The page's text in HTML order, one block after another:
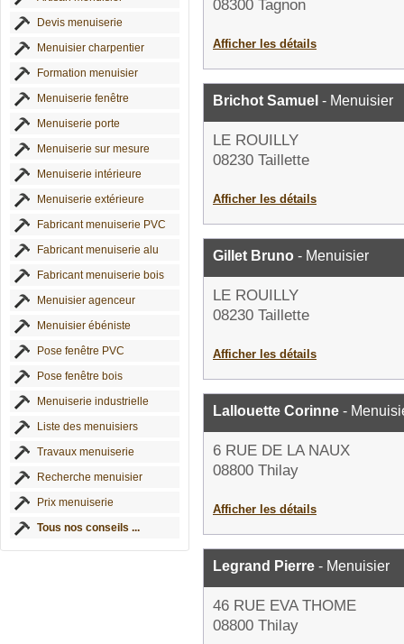
Devis menuiserie
Menuisier charpentier
Formation menuisier
Menuiserie fenêtre
Menuiserie porte
Menuiserie sur mesure
Menuiserie intérieure
Menuiserie extérieure
Fabricant menuiserie PVC
Fabricant menuiserie alu
Fabricant menuiserie bois
Menuisier agenceur
Menuisier ébéniste
Pose fenêtre PVC
Pose fenêtre bois
Menuiserie industrielle
Liste des menuisiers
Travaux menuiserie
Recherche menuisier
Prix menuiserie
Tous nos conseils ...
08300 Tagnon
Afficher les détails
Brichot Samuel - Menuisier
LE ROUILLY
08230 Taillette
Afficher les détails
Gillet Bruno - Menuisier
LE ROUILLY
08230 Taillette
Afficher les détails
Lallouette Corinne -
6 RUE DE LA NAUX
08800 Thilay
Afficher les détails
Legrand Pierre - Menuisier
46 RUE EVA THOME
08800 Thilay